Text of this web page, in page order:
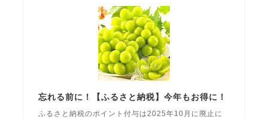
忘れる前に！【ふるさと納税】今年もお得に！
ふるさと納税のポイント付与は2025年10月に廃止に